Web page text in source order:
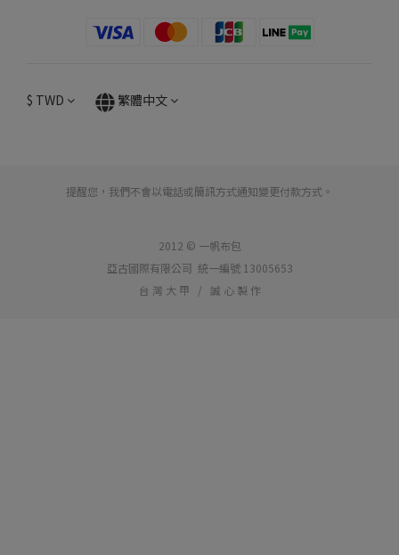
$ TWD 繁體中文
提醒您，我們不會以電話或簡訊方式通知變更付款方式。
2012 © 一帆布包
亞古國際有限公司 統一編號 13005653
台 灣 大 甲 / 誠 心 製 作